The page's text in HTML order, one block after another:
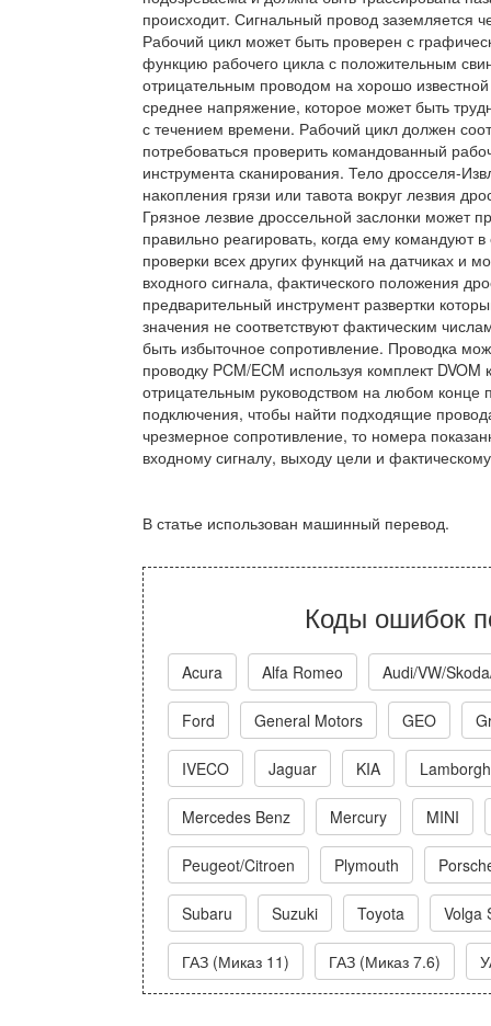
происходит. Сигнальный провод заземляется
Рабочий цикл может быть проверен с
функцию рабочего цикла с положительным
отрицательным проводом на хорошо
среднее напряжение, которое может быть
с течением времени. Рабочий цикл должен
потребоваться проверить командованный
инструмента сканирования. Тело дросселя-
накопления грязи или тавота вокруг лезвия
Грязное лезвие дроссельной заслонки может
правильно реагировать, когда ему
проверки всех других функций на датчиках и
входного сигнала, фактического положения
предварительный инструмент развертки
значения не соответствуют фактическим
быть избыточное сопротивление. Проводка
проводку PCM/ECM используя комплект
отрицательным руководством на любом конце
подключения, чтобы найти подходящие
чрезмерное сопротивление, то номера
входному сигналу, выходу цели и
В статье использован машинный перевод.
Коды ошибок
Acura Alfa Romeo Audi/VW/
Ford General Motors GEO
IVECO Jaguar KIA
Mercedes Benz Mercury MINI
Peugeot/Citroen Plymouth
Subaru Suzuki Toyota Volga
ГАЗ (Миказ 11) ГАЗ (Миказ 7.6)